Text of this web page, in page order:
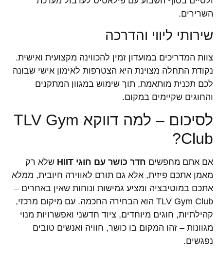
השרירים.
שירותי ליווי והדרכה
צוות המדריכים במועדון זמין להכווינה מקצועית ואישית.
נקודת התחלה מצוינת היא הצטרפות לאימון אישי שבונה
לכם תכנית מותאמת, תוך שימוש במגוון המתקנים
והחוגים שקיימים במקום.
לסיכום – למה דווקא TLV Gym
Club?
אם אתם מחפשים חדר כושר עם חוגי HIIT
שלא רק
מאמן אתכם פיזית, אלא גם תורם לאווירה חיובית, ממלא
אתכם במוטיבציה ומציע גמישות ונוחות שאין באחרים –
TLV Gym Club הוא הבחירה החכמה. עם מיקום מרכזי,
קהילתיות, חוגים מיוחדים, ציוד חדשני ואפשרויות מנוי
מגוונות – זהו המקום בו כושר, חוויה ואנשים טובים
נפגשים.